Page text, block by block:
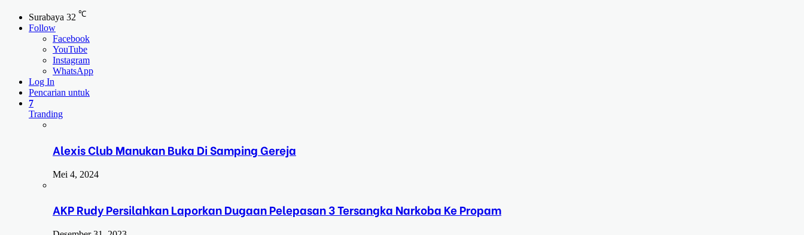
Surabaya 32 ℃
Follow
Facebook
YouTube
Instagram
WhatsApp
Log In
Pencarian untuk
7
Tranding
Alexis Club Manukan Buka Di Samping Gereja
Mei 4, 2024
AKP Rudy Persilahkan Laporkan Dugaan Pelepasan 3 Tersangka Narkoba Ke Propam